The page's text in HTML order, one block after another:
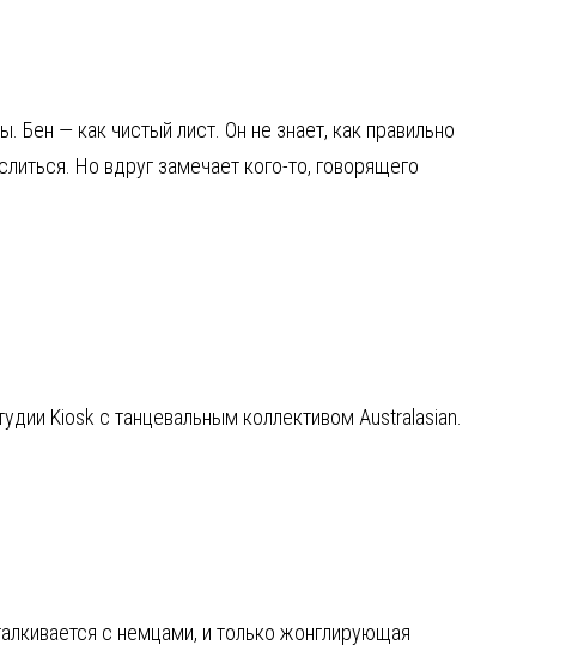
Бен — как чистый лист. Он не знает, как правильно
Но вдруг замечает кого-то, говорящего
Kiosk с танцевальным коллективом Australasian.
с немцами, и только жонглирующая